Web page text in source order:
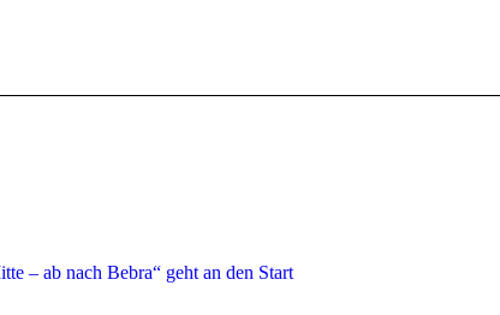
– ab nach Bebra“ geht an den Start